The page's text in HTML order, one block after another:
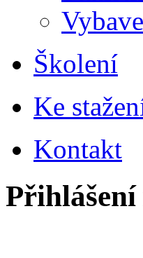
Školení
Ke
Kontakt
Přihlášení